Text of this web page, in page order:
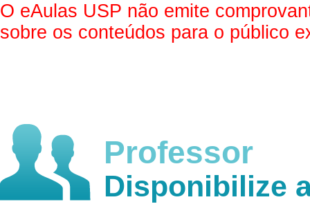
O eAulas USP não emite
sobre os conteúdos para o público
Professor
Disponibilize